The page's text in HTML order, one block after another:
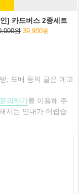
] 카드버스 2종세트
원 39,900원
, 도배 등의 글은 예고
문의하기를 이용해 주
서는 안내가 어렵습